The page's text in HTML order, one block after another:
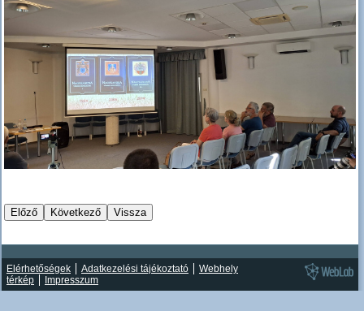
Elérhetőségek Adatkezelési tájékoztató
Webhely
térkép
Impresszum